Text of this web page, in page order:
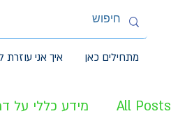
מתחילים כאן איך אני עוזרת
All Posts מידע כללי על